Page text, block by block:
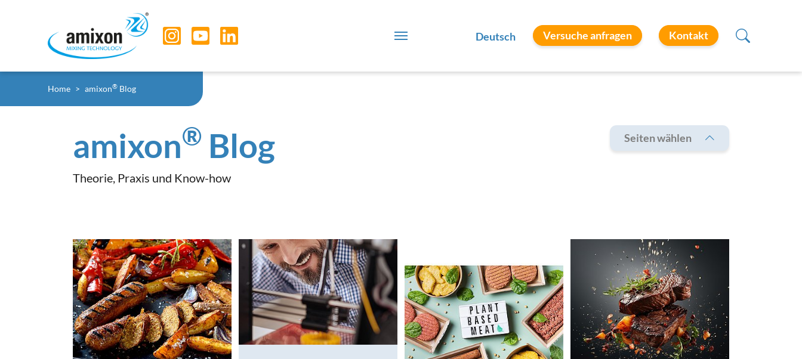
Deutsch Versuche anfragen Kontakt
Sie sind hier:
Home amixon® Blog
amixon® Blog
Theorie, Praxis und Know-how
Seiten wählen